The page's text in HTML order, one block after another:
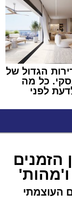
הגדול של
כל מה
לפני
הזמנים
העוצמתי